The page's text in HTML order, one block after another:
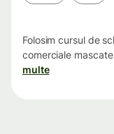
Folosim cursul de
comerciale
multe